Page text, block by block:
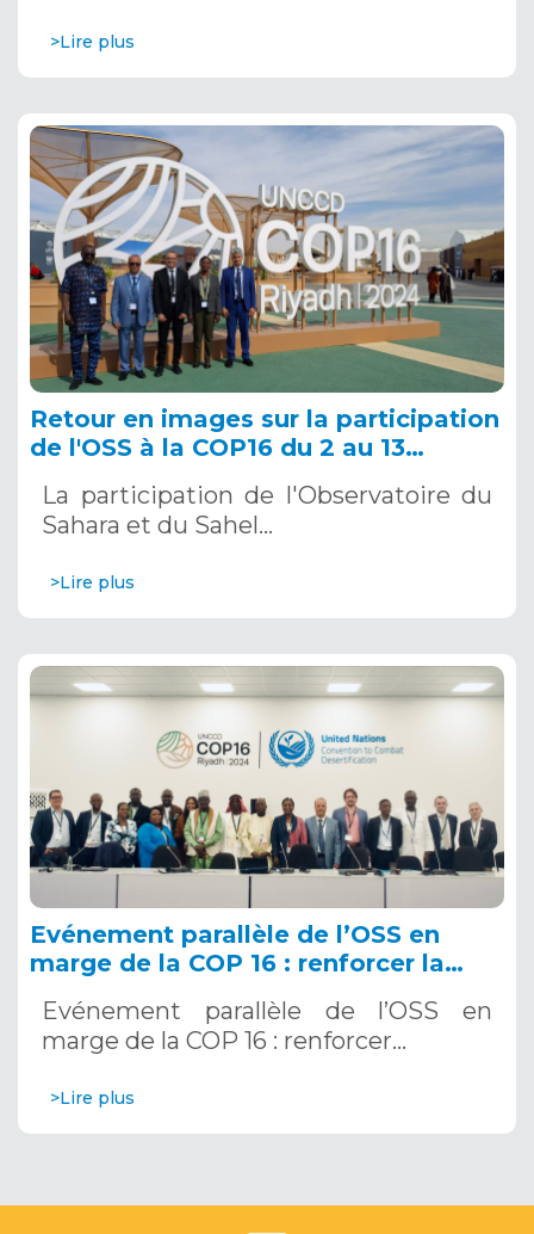
>Lire plus
Retour en images sur la participation
de l'OSS à la COP16 du 2 au 13
Saoudite
La participation de l'Observatoire du
Sahara et du Sahel…
>Lire plus
Evénement parallèle de l’OSS en
marge de la COP 16 : renforcer la
Systèmes d’Alerte Précoce
Multirisques. 12 décembre 2024
Evénement parallèle de l’OSS en
marge de la COP 16 : renforcer…
>Lire plus